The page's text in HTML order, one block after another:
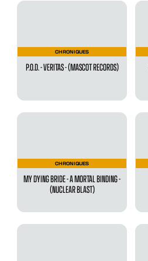
CHRONIQUES
P.O.D. - VERITAS - (MASCOT RECORDS)
CHRONIQUES
MY DYING BRIDE - A MORTAL BINDING -
(NUCLEAR BLAST)